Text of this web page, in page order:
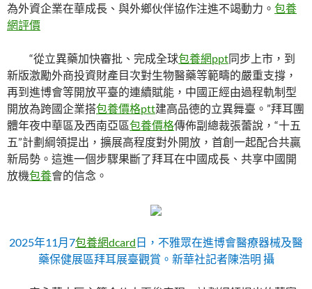
為外資企業在華成長、與外鄉伙伴協作注進不竭動力。 包養
網評價
“從立異藥加快審批、完成全球包養網ppt同步上市，到
新版激勵外商投資財產目次對生物醫藥等範疇的嚴重支撐，
再到進博會等開放平臺的連續賦能，中國正經由過程軌制型
開放為跨國企業搭包養價格ptt建高品德的立異舞臺。”拜耳團
體年夜中華區及西南亞區包養價格傳佈副總裁張蕾說，“十五
五”計劃綱領提出，擴展高程度對外開放，首創一起配合共贏
新局勢。這進一個步驟果斷了拜耳在中國成長、共享中國開
放機包養會的信念。
2025年11月7包養網dcard日，不雅眾在進博會醫療器械及醫
藥保健展區拜耳展臺觀賞。新華社記者陳浩明 攝